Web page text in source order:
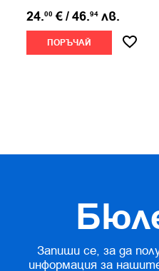
24.00 €/46.94 лв.
ПОРЪЧАЙ
Запиши се, за да
информация за